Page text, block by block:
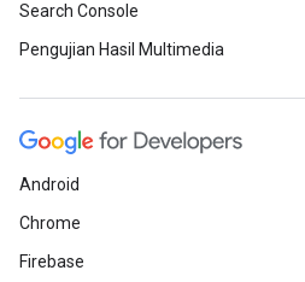
Search Console
Pengujian Hasil Multimedia
Android
Chrome
Firebase